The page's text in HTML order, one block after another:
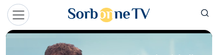
Aller au contenu principal
Panneau de gestion des cookies